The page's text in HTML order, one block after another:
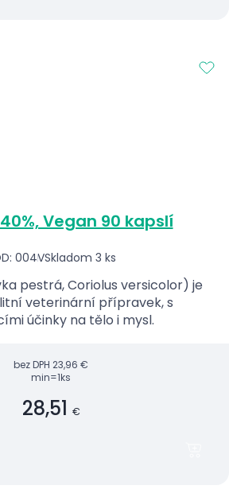
Vegan 90 kapslí
004VSkladom 3 ks
pestrá, Coriolus versicolor) je
veterinární přípravek, s
účinky na tělo i mysl.
bez DPH 23,96 €
min=1ks
28,51 €